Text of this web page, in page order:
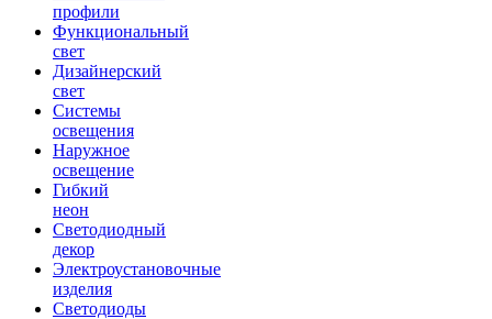
профили
Функциональный
свет
Дизайнерский
свет
Системы
освещения
Наружное
освещение
Гибкий
неон
Светодиодный
декор
Электроустановочные
изделия
Светодиоды